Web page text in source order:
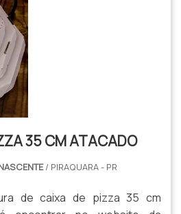
35 CM ATACADO
/ PIRAQUARA - PR
de caixa de pizza 35 cm